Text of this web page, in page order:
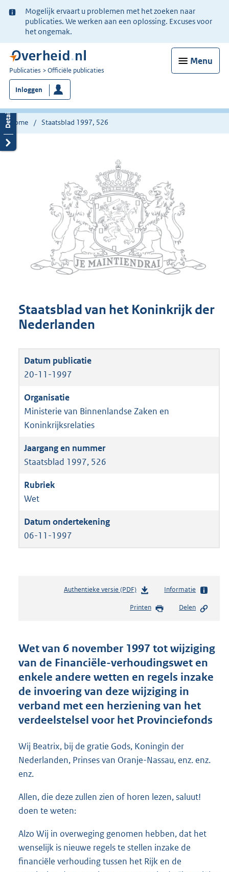
Ter
informatie:
Mogelijk ervaart u problemen met het zoeken naar
publicaties. We werken aan een oplossing. Excuses voor
het ongemak.
Menu
U
bent
nu
hier:
Publicaties Officiële publicaties
Inloggen
Home Staatsblad 1997, 526
Staatsblad van het Koninkrijk der
Nederlanden
20-11-1997
Ministerie van Binnenlandse Zaken en
Koninkrijksrelaties
Staatsblad 1997, 526
Wet
06-11-1997
Authentieke versie (PDF)b
s
n
d
s
g
o
o
t
:
3
b
Informatie
Printen Delen
Wet van 6 november 1997 tot wijziging
van de Financiële-verhoudingswet en
enkele andere wetten en regels inzake
de invoering van deze wijziging in
verband met een herziening van het
verdeelstelsel voor het Provinciefonds
Wij Beatrix, bij de gratie Gods, Koningin der
Nederlanden, Prinses van Oranje-Nassau, enz. enz.
enz.
Allen, die deze zullen zien of horen lezen, saluut!
doen te weten:
Alzo Wij in overweging genomen hebben, dat het
wenselijk is nieuwe regels te stellen inzake de
financiële verhouding tussen het Rijk en de